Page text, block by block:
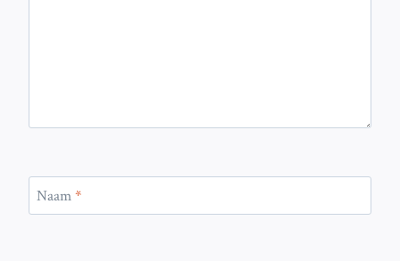
Naam*